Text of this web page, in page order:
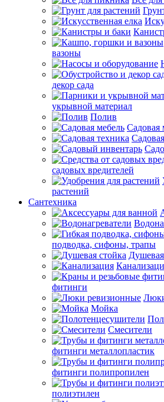
вазоны
декор сада
укрывной материал
Полив
Садовая
садовых вредителей
растений
Сантехника
подводка, сифоны, трапы
фитинги
Мойка
Смесители
фитинги металлопластик
фитинги полипропилен
полиэтилен